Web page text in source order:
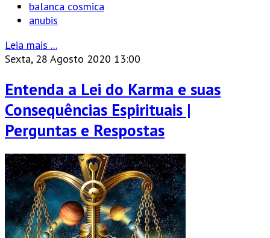
balanca cosmica
anubis
Leia mais ...
Sexta, 28 Agosto 2020 13:00
Entenda a Lei do Karma e suas
Consequências Espirituais |
Perguntas e Respostas